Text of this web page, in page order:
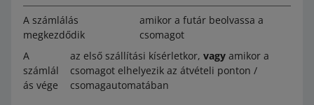
A számlálás
megkezdődik
amikor a futár beolvassa a
csomagot
A
számlál
ás vége
az első szállítási kísérletkor,vagy amikor a
csomagot elhelyezik az átvételi ponton /
csomagautomatában